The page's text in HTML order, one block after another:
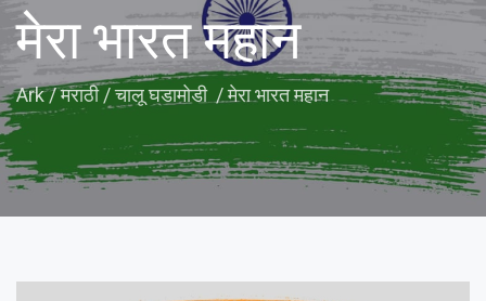
मेरा भारत महान
Ark/मराठी/चालू घडामोडी /मेरा भारत महान